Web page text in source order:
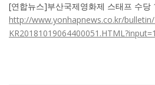
[연합뉴스]부산국제영화제 스태프 수당
http://www.yonhapnews.co.kr/